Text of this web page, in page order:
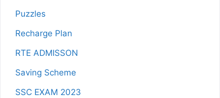
Puzzles
Recharge Plan
RTE ADMISSON
Saving Scheme
SSC EXAM 2023